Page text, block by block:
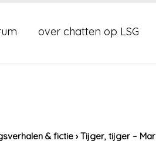
over chatten op LSG
& fictie › Tijger, tijger –